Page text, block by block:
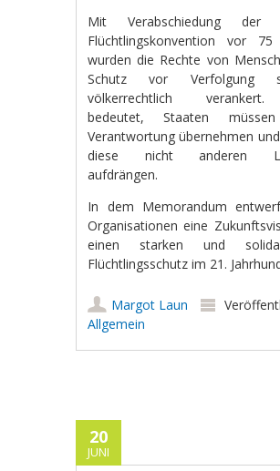
Mit Verabschiedung der
Flüchtlingskonvention vor 75
wurden die Rechte von
Schutz vor Verfolgung
völkerrechtlich
bedeutet, Staaten
Verantwortung übernehmen
diese nicht anderen
aufdrängen.
In dem Memorandum
Organisationen eine
einen starken und
Flüchtlingsschutz im 21.
Margot Laun
Allgemein
20
JUNI